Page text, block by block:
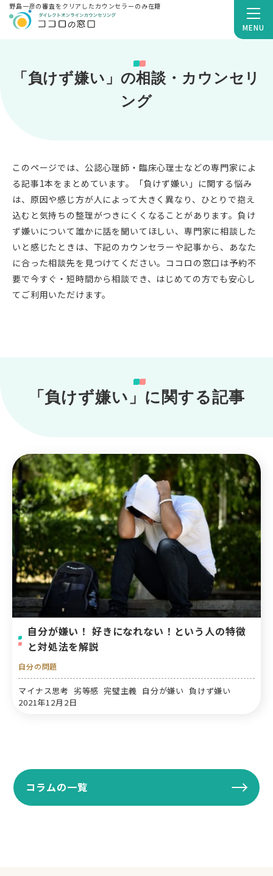
MENU
野島一彦の審査をクリアしたカウンセラーのみ在籍
「負けず嫌い」の相談・カウンセリ
ング
このページでは、公認心理師・臨床心理士などの専門家によ
る記事1本をまとめています。「負けず嫌い」に関する悩み
は、原因や感じ方が人によって大きく異なり、ひとりで抱え
込むと気持ちの整理がつきにくくなることがあります。負け
ず嫌いについて誰かに話を聞いてほしい、専門家に相談した
いと感じたときは、下記のカウンセラーや記事から、あなた
に合った相談先を見つけてください。ココロの窓口は予約不
要で今すぐ・短時間から相談でき、はじめての方でも安心し
てご利用いただけます。
「負けず嫌い」に関する記事
自分が嫌い！ 好きになれない！という人の特徴
と対処法を解説
自分の問題
マイナス思考 劣等感 完璧主義 自分が嫌い 負けず嫌い
2021年12月2日
コラムの一覧